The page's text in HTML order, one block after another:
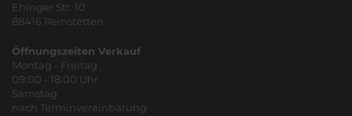
Ehinger Str. 10
88416 Reinstetten
Öffnungszeiten Verkauf
Montag - Freitag
09:00 - 18:00 Uhr
Samstag
nach Terminvereinbarung